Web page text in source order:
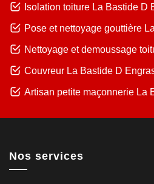
Isolation toiture La Bastide D
Pose et nettoyage gouttière
Nettoyage et demoussage
Couvreur La Bastide D
Artisan petite maçonnerie La
Nos services